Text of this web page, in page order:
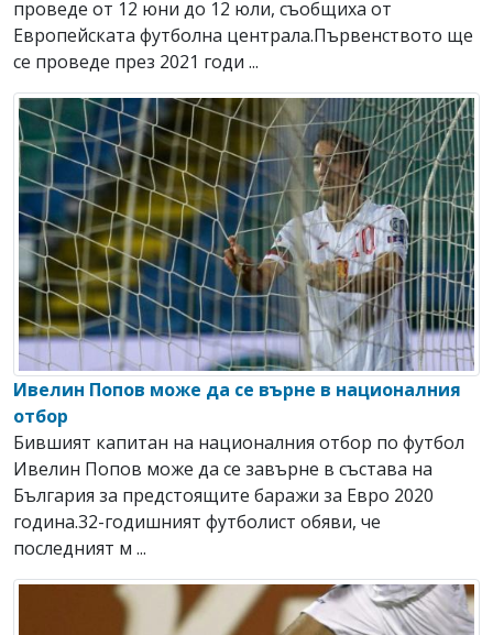
проведе от 12 юни до 12 юли, съобщиха от
Европейската футболна централа.Първенството ще
се проведе през 2021 годи ...
Ивелин Попов може да се върне в националния
отбор
Бившият капитан на националния отбор по футбол
Ивелин Попов може да се завърне в състава на
България за предстоящите баражи за Евро 2020
година.32-годишният футболист обяви, че
последният м ...